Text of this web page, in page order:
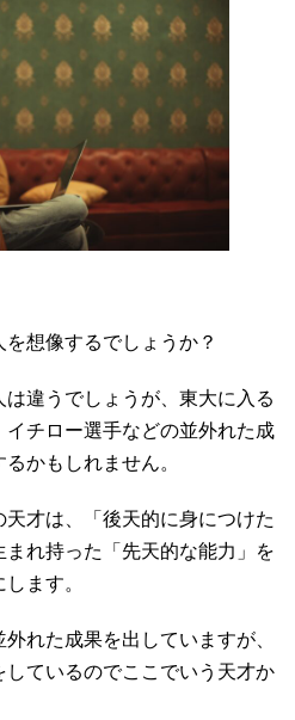
想像するでしょうか？
違うでしょうが、東大に入る
チロー選手などの並外れた成
かもしれません。
才は、「後天的に身につけた
れ持った「先天的な能力」を
ます。
れた成果を出していますが、
ているのでここでいう天才か